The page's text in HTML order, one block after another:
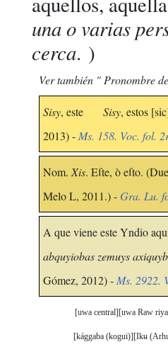
una o varias
cerca. )
Ver también " Pronombre
Sisy, este Sisy, estos
2013) - Ms. 158. Voc. fol.
Nom. Xis. Eſte, ò eſto.
Melo L, 2011.) -Gra. Lu.
A que viene este Yndio
abquyiobas zemuys
Gómez, 2012) - Ms. 2922.
uwa Raw riya
uwa central
Ikʉ
kággaba (kogui)